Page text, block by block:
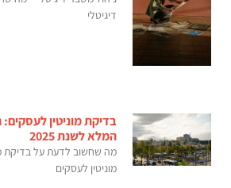
דיגיטלי
בדיקת מוניטין
המלא לשנת 2025
מה שחשוב לדעת על בדיקת
מוניטין לעסקים